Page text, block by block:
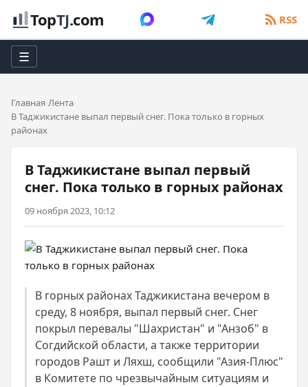
TopTJ.com RSS
☰
Главная Лента
В Таджикистане выпал первый снег. Пока только в горных
районах
В Таджикистане выпал первый
снег. Пока только в горных районах
09 ноября 2023, 10:12
В горных районах Таджикистана вечером в
среду, 8 ноября, выпал первый снег. Снег
покрыл перевалы "Шахристан" и "Анзоб" в
Согдийской области, а также территории
городов Рашт и Ляхш, сообщили "Азия-Плюс"
в Комитете по чрезвычайным ситуациям и